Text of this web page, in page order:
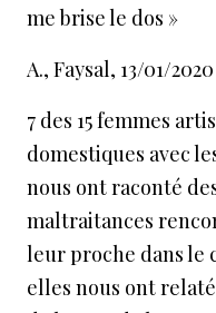
me brise le dos »
A., Faysal, 13/01/2020
7 des 15 femmes
domestiques avec
nous ont raconté
maltraitances
leur proche dans le
elles nous ont